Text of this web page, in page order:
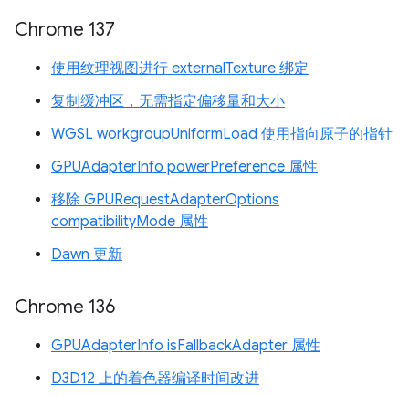
Chrome 137
使用纹理视图进行 externalTexture 绑定
复制缓冲区，无需指定偏移量和大小
WGSL workgroupUniformLoad 使用指向原子的指针
GPUAdapterInfo powerPreference 属性
移除 GPURequestAdapterOptions
compatibilityMode 属性
Dawn 更新
Chrome 136
GPUAdapterInfo isFallbackAdapter 属性
D3D12 上的着色器编译时间改进